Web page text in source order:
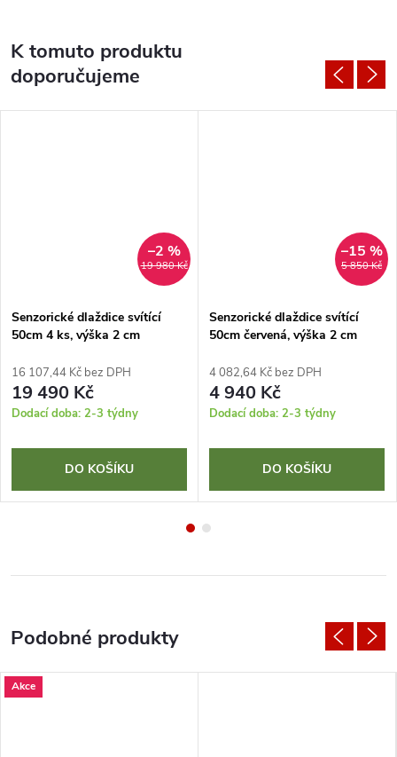
K tomuto produktu
doporučujeme
19 980 Kč
–2 %
Senzorické dlaždice svítící
50cm 4 ks, výška 2 cm
16 107,44 Kč bez DPH
19 490 Kč
Dodací doba: 2-3 týdny
DO KOŠÍKU
5 850 Kč
–15 %
Senzorické dlaždice svítící
50cm červená, výška 2 cm
4 082,64 Kč bez DPH
4 940 Kč
Dodací doba: 2-3 týdny
DO KOŠÍKU
Akce